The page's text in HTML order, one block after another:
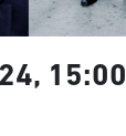
15:00